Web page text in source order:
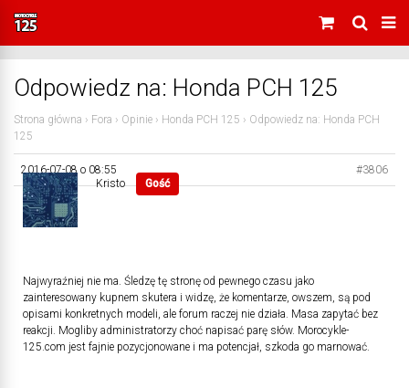
Odpowiedz na: Honda PCH 125
Strona główna › Fora › Opinie › Honda PCH 125 › Odpowiedz na: Honda PCH
125
2016-07-08 o 08:55
#3806
Kristo
Gość
Najwyraźniej nie ma. Śledzę tę stronę od pewnego czasu jako
zainteresowany kupnem skutera i widzę, że komentarze, owszem, są pod
opisami konkretnych modeli, ale forum raczej nie działa. Masa zapytać bez
reakcji. Mogliby administratorzy choć napisać parę słów. Morocykle-
125.com jest fajnie pozycjonowane i ma potencjał, szkoda go marnować.